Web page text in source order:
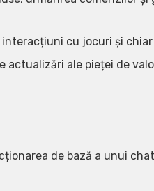
cu jocuri și
ale pieței de
de bază a unui